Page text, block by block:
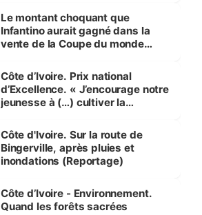
Le montant choquant que
Infantino aurait gagné dans la
vente de la Coupe du monde
Côte d’Ivoire. Prix national
d’Excellence. « J’encourage notre
jeunesse à (…) cultiver la
(Alassane Ouattara
Côte d'Ivoire. Sur la route de
Bingerville, après pluies et
inondations (Reportage)
Côte d’Ivoire - Environnement.
Quand les forêts sacrées